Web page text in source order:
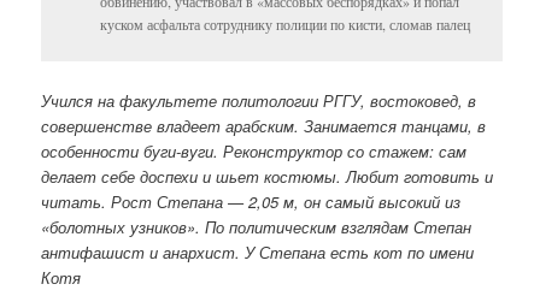
куском асфальта сотруднику полиции по кисти, сломав палец
Учился на факультете политологии РГГУ, востоковед, в
совершенстве владеет арабским. Занимается танцами, в
особенности буги-вуги. Реконструктор со стажем: сам
делает себе доспехи и шьет костюмы. Любит готовить и
читать. Рост Степана — 2,05 м, он самый высокий из
«болотных узников». По политическим взглядам Степан
антифашист и анархист. У Степана есть кот по имени
Котя